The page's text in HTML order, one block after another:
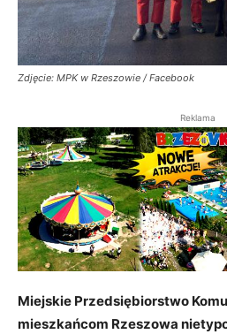
Zdjęcie: MPK w Rzeszowie / Facebook
Reklama
Miejskie Przedsiębiorstwo
mieszkańcom Rzeszowa